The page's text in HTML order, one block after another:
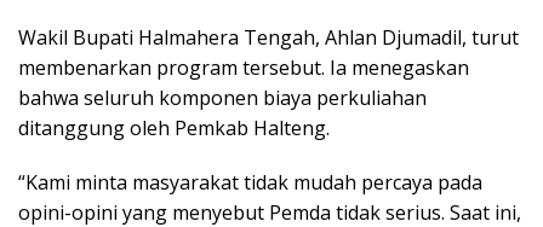
Wakil Bupati Halmahera Tengah, Ahlan Djumadil, turut
membenarkan program tersebut. Ia menegaskan
bahwa seluruh komponen biaya perkuliahan
ditanggung oleh Pemkab Halteng.
“Kami minta masyarakat tidak mudah percaya pada
opini-opini yang menyebut Pemda tidak serius. Saat ini,